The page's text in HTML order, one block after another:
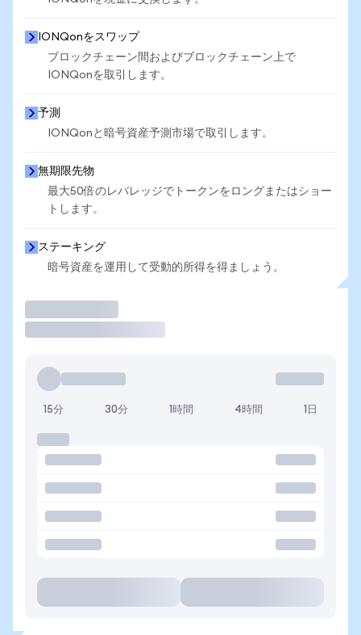
IONQonをスワップ
ブロックチェーン間およびブロックチェーン上で
IONQonを取引します。
予測
IONQonと暗号資産予測市場で取引します。
無期限先物
最大50倍のレバレッジでトークンをロングまたはショー
トします。
ステーキング
暗号資産を運用して受動的所得を得ましょう。
15分 30分 1時間 4時間 1日